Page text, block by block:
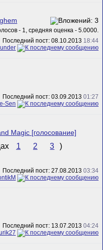
Последний пост: 08.10.2013 18:44
Последний пост: 03.09.2013 01:27
Sen
Magic [голосование]
1 2 3 )
Последний пост: 27.08.2013 03:34
Последний пост: 13.07.2013 04:24